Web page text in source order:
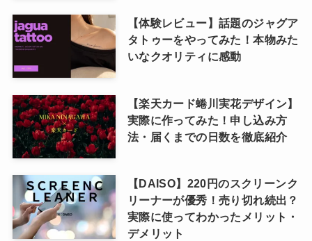
【体験レビュー】話題のジャグア
タトゥーをやってみた！本物みた
いなクオリティに感動
【楽天カード蜷川実花デザイン】
実際に作ってみた！申し込み方
法・届くまでの日数を徹底紹介
【DAISO】220円のスクリーンク
リーナーが優秀！売り切れ続出？
実際に使ってわかったメリット・
デメリット